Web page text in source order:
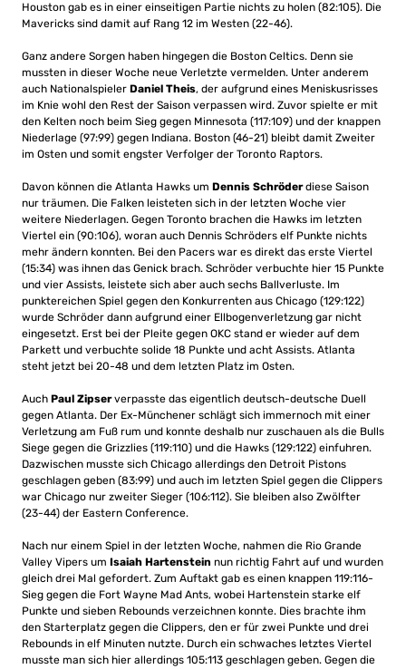
Houston gab es in einer einseitigen Partie nichts zu holen (82:105). Die
Mavericks sind damit auf Rang 12 im Westen (22-46).
Ganz andere Sorgen haben hingegen die Boston Celtics. Denn sie
mussten in dieser Woche neue Verletzte vermelden. Unter anderem
auch Nationalspieler Daniel Theis, der aufgrund eines Meniskusrisses
im Knie wohl den Rest der Saison verpassen wird. Zuvor spielte er mit
den Kelten noch beim Sieg gegen Minnesota (117:109) und der knappen
Niederlage (97:99) gegen Indiana. Boston (46-21) bleibt damit Zweiter
im Osten und somit engster Verfolger der Toronto Raptors.
Davon können die Atlanta Hawks um Dennis Schröderdiese Saison
nur träumen. Die Falken leisteten sich in der letzten Woche vier
weitere Niederlagen. Gegen Toronto brachen die Hawks im letzten
Viertel ein (90:106), woran auch Dennis Schröders elf Punkte nichts
mehr ändern konnten. Bei den Pacers war es direkt das erste Viertel
(15:34) was ihnen das Genick brach. Schröder verbuchte hier 15 Punkte
und vier Assists, leistete sich aber auch sechs Ballverluste. Im
punktereichen Spiel gegen den Konkurrenten aus Chicago (129:122)
wurde Schröder dann aufgrund einer Ellbogenverletzung gar nicht
eingesetzt. Erst bei der Pleite gegen OKC stand er wieder auf dem
Parkett und verbuchte solide 18 Punkte und acht Assists. Atlanta
steht jetzt bei 20-48 und dem letzten Platz im Osten.
Auch Paul Zipserverpasste das eigentlich deutsch-deutsche Duell
gegen Atlanta. Der Ex-Münchener schlägt sich immernoch mit einer
Verletzung am Fuß rum und konnte deshalb nur zuschauen als die Bulls
Siege gegen die Grizzlies (119:110) und die Hawks (129:122) einfuhren.
Dazwischen musste sich Chicago allerdings den Detroit Pistons
geschlagen geben (83:99) und auch im letzten Spiel gegen die Clippers
war Chicago nur zweiter Sieger (106:112). Sie bleiben also Zwölfter
(23-44) der Eastern Conference.
Nach nur einem Spiel in der letzten Woche, nahmen die Rio Grande
Valley Vipers um Isaiah Hartenstein nun richtig Fahrt auf und wurden
gleich drei Mal gefordert. Zum Auftakt gab es einen knappen 119:116-
Sieg gegen die Fort Wayne Mad Ants, wobei Hartenstein starke elf
Punkte und sieben Rebounds verzeichnen konnte. Dies brachte ihm
den Starterplatz gegen die Clippers, den er für zwei Punkte und drei
Rebounds in elf Minuten nutzte. Durch ein schwaches letztes Viertel
musste man sich hier allerdings 105:113 geschlagen geben. Gegen die